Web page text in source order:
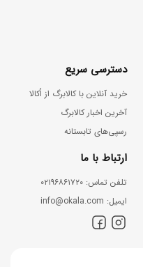
دسترسی سریع
خرید آنلاین با کالابرگ از اُکالا
آخرین اخبار کالابرگ
رسپی‌های تابستانه
ارتباط با ما
ﺗﻠﻔﻦ ﺗﻤﺎس: ۰۲۱۹۶۸۶۱۷۲۰
اﯾﻤﯿﻞ: info@okala.com